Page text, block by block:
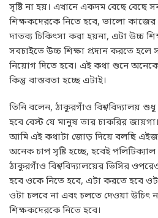
সৃষ্টি না হয়। এখানে একদম বেছে বেছে
শিক্ষকদেরকে নিতে হবে, ভালো
দাতব্য চিকিৎসা করা হয়না, এটা উচ্চ
সবচাইতে উচ্চ শিক্ষা প্রদান করতে
নিয়োগ দিতে হবে। এই কথা শুনে
কিন্তু বাস্তবতা হচ্ছে এটাই।
তিনি বলেন, ঠাকুরগাঁও বিশ্ববিদ্যালয়
হবে বেস্ট যে মানুষ তার চাকরির
আমি এই কথাটা জোড় দিয়ে বলছি
অনেক চাপ সৃষ্টি হচ্ছে, হবেই
ঠাকুরগাঁও বিশ্ববিদ্যালয়ের ভিসির
হবে ওকে নিতে হবে, এটা করতে হবে
ওটা চলবে না এবং চলতে দেওয়া উচিৎ
শিক্ষকদেরকে নিতে হবে।